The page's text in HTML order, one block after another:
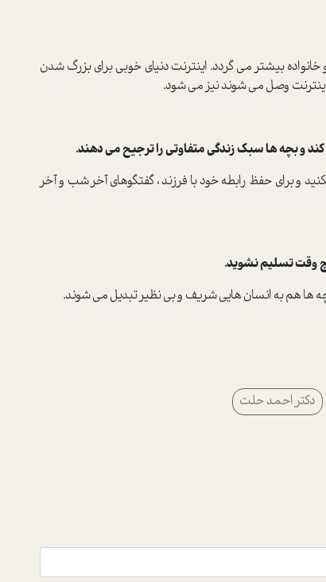
بیشتر می گردد. اینترنت دنیای خوبی برای بزرگ شدن
وصل می شوند نیز می شود.
و برای حفظ رابطه خود با فرزند ، گفتگوهای آخر شب و آخر
ها هم به انسان هایی شریف و بی نظیر تبدیل می شوند.
دکتر احمد حلت